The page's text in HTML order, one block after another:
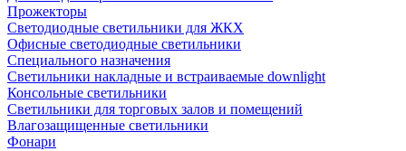
Прожекторы
Светодиодные светильники для ЖКХ
Офисные светодиодные светильники
Специального назначения
Светильники накладные и встраиваемые downlight
Консольные светильники
Светильники для торговых залов и помещений
Влагозащищенные светильники
Фонари